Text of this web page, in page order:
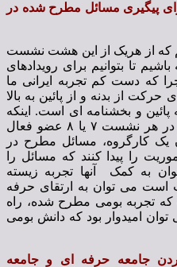
پیگیری مسائل مطرح شده در
که از هریک از این هشت نشست
تا بتوانیم برای رویدادهای
که دست کم تجربه ایرانی ما
از بدنه و از پائین به بالا
پائین و بخشنامه ای است. اینکه
بتوانیم از بین افراد شرکت کننده در هر نشست ۷ یا ۸ عضو فعال
یک کارگروه، مسائل مطرح در
را پیدا کنند که مسائل را
به کمک آنها تجربه زیسته
است می توان به ارتقای حرفه
که تجربه بومی مطرح شده، راه
امیدوار بود که دانش بومی
جامعه حرفه ای و جامعه